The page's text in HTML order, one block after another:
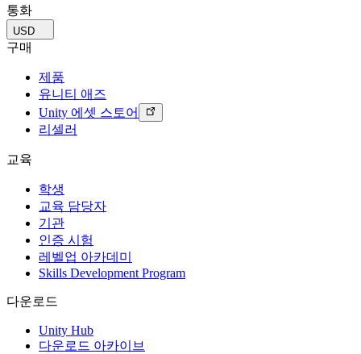
매장 및 D2C 전반에 걸쳐 IAP 관리하세요.
수익화
Unity로 광고하세요
활용 부문
모바일 게임
Unity로 모바일 히트작을 제작하고 성장시키세요.
인디 게임
소규모 팀으로 대작 게임을 출시하세요.
XR 게임
여러 플랫폼에서 XR 게임을 출시하세요.
멀티플레이어 게임
멀티플레이어 게임 개발을 간소화하세요.
데모, 샘플 및 빌딩 블록
모든 리소스
새로운 기능
블로그
업데이트, 정보, 기술 팁
뉴스
교육 효율 극대화
교육 라이선스
자격증
Unity 숙련도를 입증하세요
통화
USD
구매
제품
유니티 애즈
Unity 에셋 스토어
리셀러
교육
학생
교육 담당자
기관
인증 시험
레벨업 아카데미
Skills Development Program
다운로드
Unity Hub
다운로드 아카이브